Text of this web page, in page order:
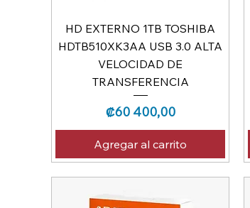
HD EXTERNO 1TB TOSHIBA
HDTB510XK3AA USB 3.0 ALTA
VELOCIDAD DE
TRANSFERENCIA
Precio
₡60 400,00
Agregar al carrito